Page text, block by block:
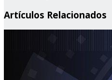
Artículos Relacionados